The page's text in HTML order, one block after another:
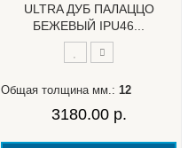
ULTRA ДУБ ПАЛАЦЦО
БЕЖЕВЫЙ IPU46...
Общая толщина мм.: 12
3180.00 р.